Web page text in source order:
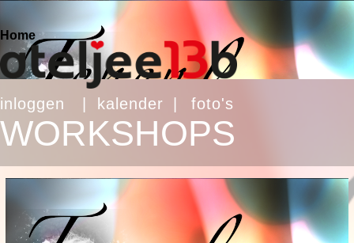
inloggen kalender foto's
WORKSHOPS
Home